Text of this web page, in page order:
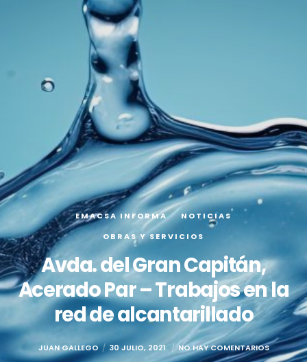
EMACSA INFORMA
NOTICIAS
OBRAS Y SERVICIOS
Avda. del Gran Capitán,
Acerado Par – Trabajos en la
red de alcantarillado
JUAN GALLEGO 30 JULIO, 2021 NO HAY COMENTARIOS